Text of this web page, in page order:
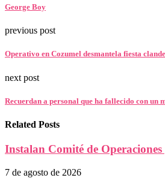
George Boy
previous post
Operativo en Cozumel desmantela fiesta
next post
Recuerdan a personal que ha fallecido con un
Related Posts
Instalan Comité de
7 de agosto de 2026